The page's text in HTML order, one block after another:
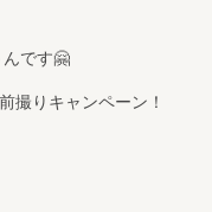
です🤗
撮りキャンペーン！